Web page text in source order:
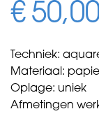
€ 50,00
Techniek:
Materiaal:
Oplage: uniek
Afmetingen